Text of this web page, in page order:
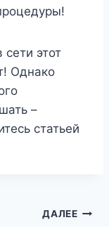
этот
Однако
–
статьей
ДАЛЕЕ